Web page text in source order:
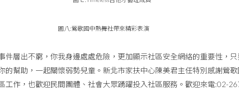
圖八:鶯歌國中熱舞社帶來精彩表演
層出不窮，你我身邊處處危險，更加顯示社區安全網絡的重要性，只
的幫助，一起關懷弱勢兒童。新北市家扶中心陳美君主任特別感謝鶯
工作，也歡迎民間團體、社會大眾踴躍投入社區服務。歡迎來電:02-